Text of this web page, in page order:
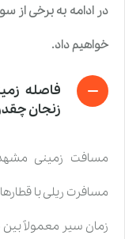
در ادامه به برخی از
خواهیم داد.
فاصله
زنجان
مسافرت ریلی با
زمان سیر معمولاً بین ۱۵ تا ۱۷ ساعت زمان میبرد.